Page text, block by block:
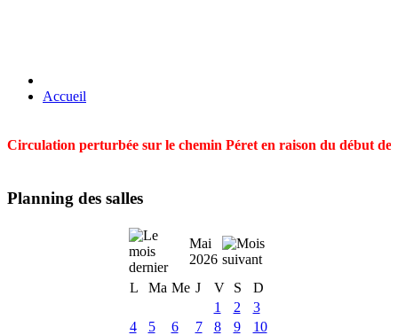
Accueil
Circulation perturbée sur le chemin Péret en raison du début
Planning des salles
Mai
2026
L
Ma Me J V S
D
1
2
3
4
5 6 7 8 9
10